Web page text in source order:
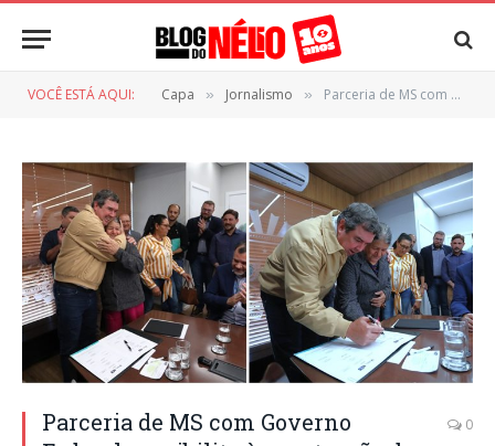
VOCÊ ESTÁ AQUI: Capa » Jornalismo » Parceria de MS com Governo Federal possibilita à construção de mais 249 casas em 6 cidades
Parceria de MS com Governo
0